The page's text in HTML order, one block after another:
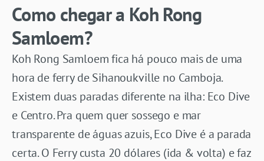
Como chegar a Koh Rong
Samloem?
Koh Rong Samloem fica há pouco mais de uma
hora de ferry de Sihanoukville no Camboja.
Existem duas paradas diferente na ilha: Eco Dive
e Centro. Pra quem quer sossego e mar
transparente de águas azuis, Eco Dive é a parada
certa. O Ferry custa 20 dólares (ida & volta) e faz